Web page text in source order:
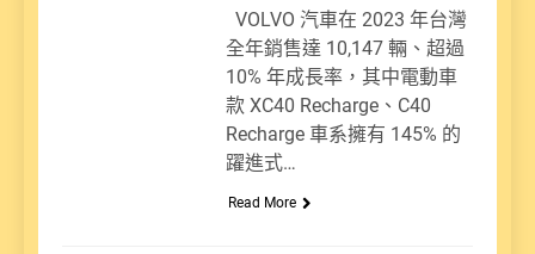
VOLVO 汽車在 2023 年台灣
全年銷售達 10,147 輛、超過
10% 年成長率，其中電動車
款 XC40 Recharge、C40
Recharge 車系擁有 145% 的
躍進式…
Read More